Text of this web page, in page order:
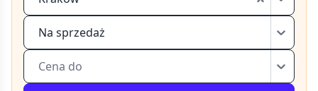
Na sprzedaż
Cena do